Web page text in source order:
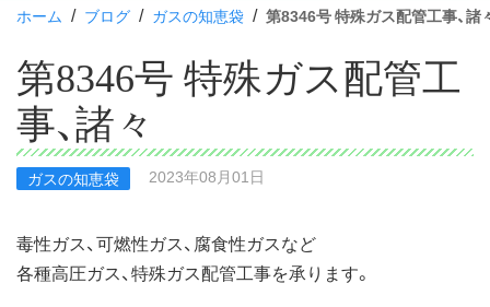
ホーム / ブログ / ガスの知恵袋 / 第8346号 特殊ガス配管工事、諸
第8346号 特殊ガス配管工
事、諸々
ガスの知恵袋 2023年08月01日
毒性ガス、可燃性ガス、腐食性ガスなど
各種高圧ガス、特殊ガス配管工事を承ります。